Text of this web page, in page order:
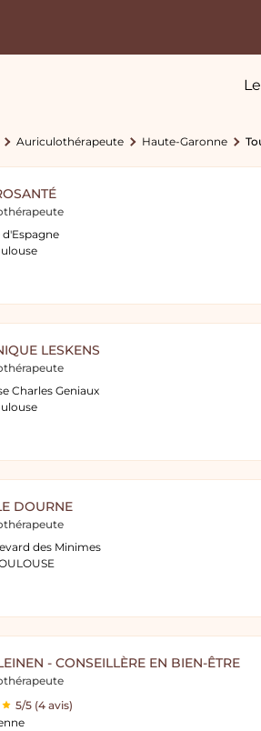
Auriculothérapeute Haute-Garonne
d'Espagne
LESKENS
Charles Geniaux
DOURNE
des Minimes
- CONSEILLÈRE EN BIEN-ÊTRE
5/5 (4 avis)